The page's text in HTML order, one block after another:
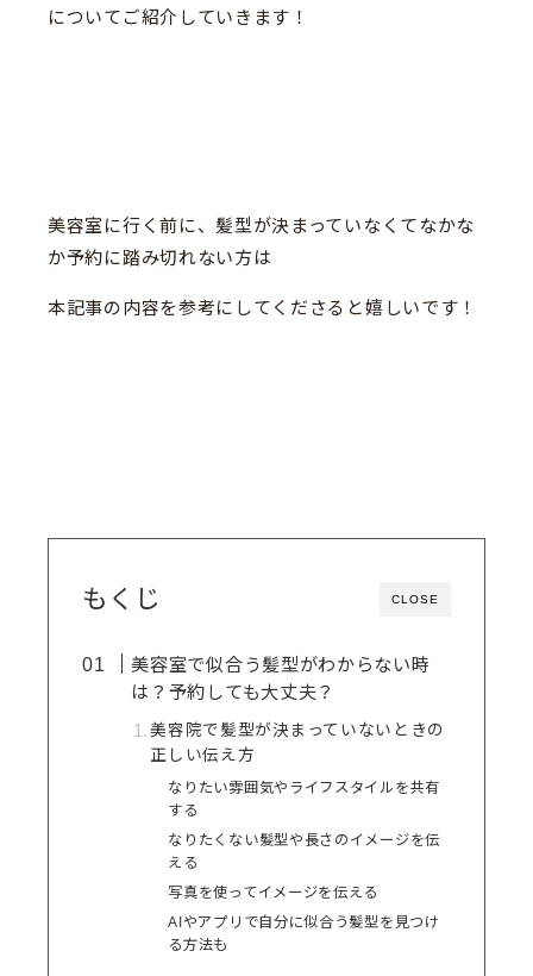
についてご紹介していきます！
美容室に行く前に、髪型が決まっていなくてなかな
か予約に踏み切れない方は
本記事の内容を参考にしてくださると嬉しいです！
CLOSE
もくじ
美容室で似合う髪型がわからない時
は？予約しても大丈夫？
美容院で髪型が決まっていないときの
正しい伝え方
なりたい雰囲気やライフスタイルを共有
する
なりたくない髪型や長さのイメージを伝
える
写真を使ってイメージを伝える
AIやアプリで自分に似合う髪型を見つけ
る方法も